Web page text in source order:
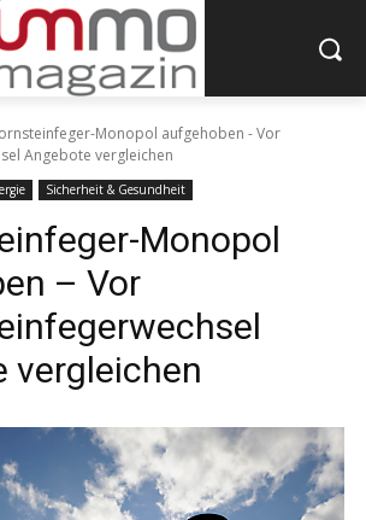
Monopol aufgehoben - Vor
Angebote vergleichen
Sicherheit & Gesundheit
Monopol
– Vor
vergleichen